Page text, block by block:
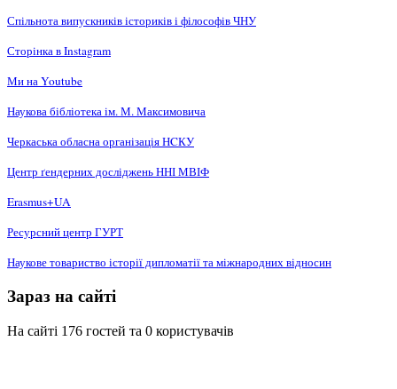
Спільнота випускників істориків і філософів ЧНУ
Сторінка в Instagram
Ми на Youtube
Наукова бібліотека ім. М. Максимовича
Черкаська обласна організація НCКУ
Центр ґендерних досліджень ННІ МВІФ
Erasmus+UA
Ресурсний центр ГУРТ
Наукове товариство історії дипломатії та міжнародних відносин
Зараз на сайті
На сайті 176 гостей та 0 користувачів